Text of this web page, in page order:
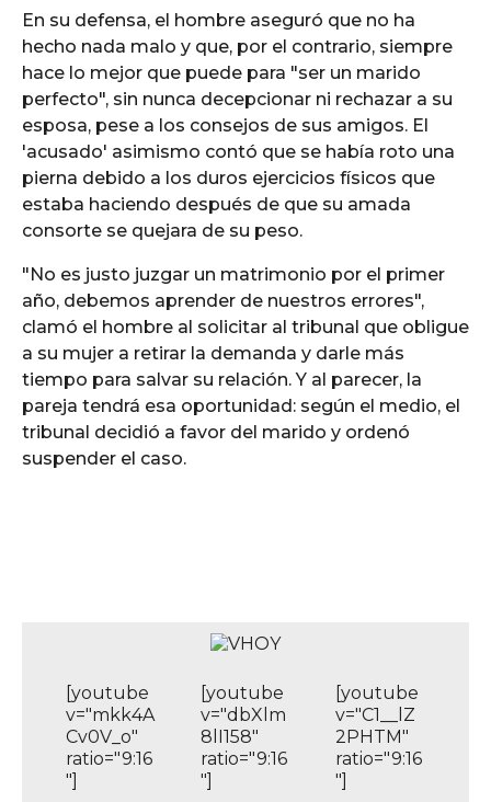
En su defensa, el hombre aseguró que no ha
hecho nada malo y que, por el contrario, siempre
hace lo mejor que puede para "ser un marido
perfecto", sin nunca decepcionar ni rechazar a su
esposa, pese a los consejos de sus amigos. El
'acusado' asimismo contó que se había roto una
pierna debido a los duros ejercicios físicos que
estaba haciendo después de que su amada
consorte se quejara de su peso.
"No es justo juzgar un matrimonio por el primer
año, debemos aprender de nuestros errores",
clamó el hombre al solicitar al tribunal que obligue
a su mujer a retirar la demanda y darle más
tiempo para salvar su relación. Y al parecer, la
pareja tendrá esa oportunidad: según el medio, el
tribunal decidió a favor del marido y ordenó
suspender el caso.
[youtube
v="mkk4A
Cv0V_o"
ratio="9:16
"]
[youtube
v="dbXlm
8lI158"
ratio="9:16
"]
[youtube
v="C1__lZ
2PHTM"
ratio="9:16
"]